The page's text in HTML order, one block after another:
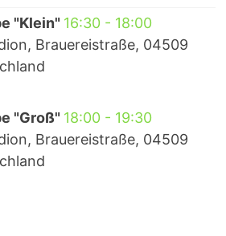
"Klein" 16:30- 18:00
Brauereistraße, 04509
"Groß" 18:00- 19:30
Brauereistraße, 04509